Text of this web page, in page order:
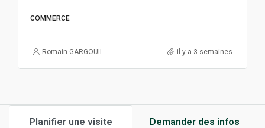
COMMERCE
Romain GARGOUIL il y a 3 semaines
Planifier une visite Demander des infos